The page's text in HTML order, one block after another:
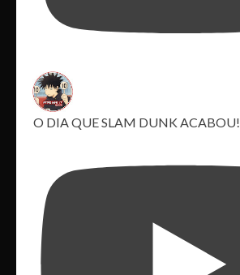
O DIA QUE SLAM DUNK ACABOU!